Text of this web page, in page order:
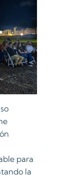
para
la